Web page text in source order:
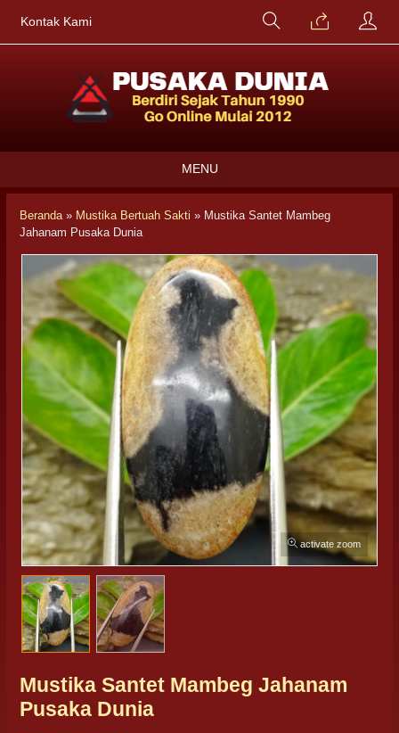
Kontak Kami
MENU
Beranda» Mustika Bertuah Sakti » Mustika Santet Mambeg
Jahanam Pusaka Dunia
activate zoom
Mustika Santet Mambeg Jahanam
Pusaka Dunia